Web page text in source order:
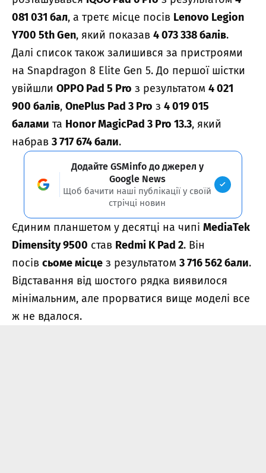
081 031 бал, а третє місце посів Lenovo Legion
Y700 5th Gen, який показав 4 073 338 балів.
Далі список також залишився за пристроями
на Snapdragon 8 Elite Gen 5. До першої шістки
увійшли OPPO Pad 5 Pro з результатом 4 021
900 балів, OnePlus Pad 3 Pro з 4 019 015
балами та Honor MagicPad 3 Pro 13.3, який
набрав 3 717 674 бали.
Додайте GSMinfo до джерел у
Google News
Щоб бачити наші публікації у своїй
стрічці новин
Єдиним планшетом у десятці на чипі MediaTek
Dimensity 9500 став Redmi K Pad 2. Він
посів сьоме місце з результатом 3 716 562 бали.
Відставання від шостого рядка виявилося
мінімальним, але прорватися вище моделі все
ж не вдалося.